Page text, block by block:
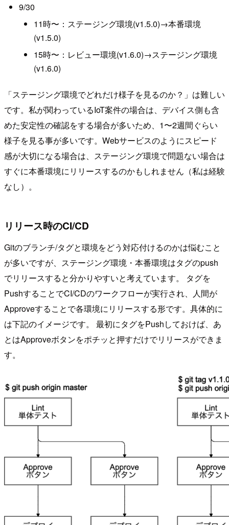
9/30
11時〜：ステージング環境(v1.5.0)→本番環境
(v1.5.0)
15時〜：レビュー環境(v1.6.0)→ステージング環境
(v1.6.0)
「ステージング環境でどれだけ様子を見るのか？」は難しい
です。私が関わっているIoT案件の場合は、デバイス側も含
めた安定性の確認をする場合が多いため、1〜2週間ぐらい
様子を見る事が多いです。Webサービスのようにスピード
感が大切になる場合は、ステージング環境で問題ない場合は
すぐに本番環境にリリースするのかもしれません（私は経験
なし）。
リリース時のCI/CD
Gitのブランチ/タグと環境をどう対応付けるのかは悩むこと
が多いですが、ステージング環境・本番環境はタグのpush
でリリースすると分かりやすいと考えています。 タグを
PushすることでCI/CDのワークフローが実行され、人間が
Approveすることで各環境にリリースする形です。具体的に
は下記のイメージです。 最初にタグをPushしておけば、あ
とはApproveボタンをポチッと押すだけでリリースができま
す。